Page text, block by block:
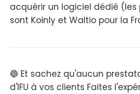
acquérir un logiciel dédié (les
sont Koinly et Waltio pour la
🔵 Et sachez qu'aucun
d'IFU à vos clients Faites